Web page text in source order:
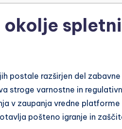
postale razširjen del
stroge varnostne in
v zaupanja vredne
pošteno igranje in